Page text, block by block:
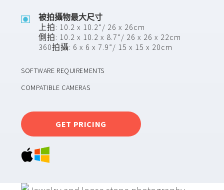
被拍攝物最大尺寸
上拍: 10.2 x 10.2”/ 26 x 26cm
側拍: 10.2 x 10.2 x 8.7”/ 26 x 26 x 22cm
360拍攝: 6 x 6 x 7.9”/ 15 x 15 x 20cm
SOFTWARE REQUIREMENTS
COMPATIBLE CAMERAS
GET PRICING